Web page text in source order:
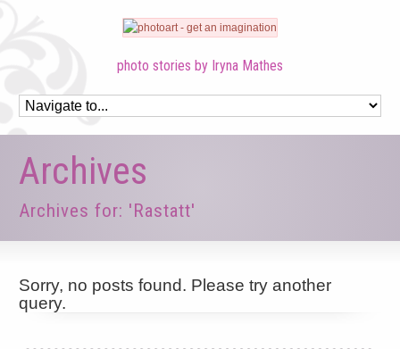
photo stories by Iryna Mathes
Archives
Archives for: 'Rastatt'
Sorry, no posts found. Please try another
query.